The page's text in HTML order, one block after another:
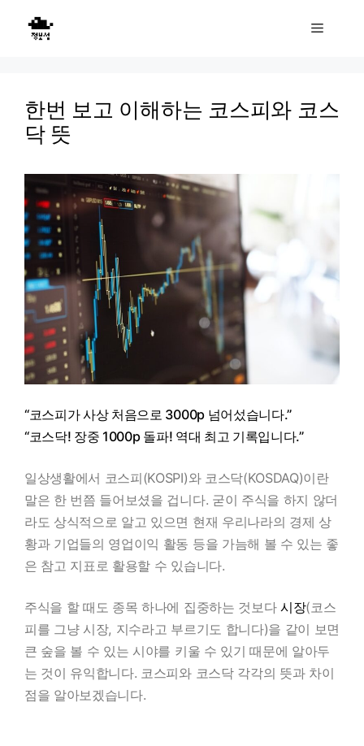
Menu
한번 보고 이해하는 코스피와 코스
닥 뜻
“코스피가 사상 처음으로 3000p 넘어섰습니다.”
“코스닥! 장중 1000p 돌파! 역대 최고 기록입니다.”
일상생활에서 코스피(KOSPI)와 코스닥(KOSDAQ)이란
말은 한 번쯤 들어보셨을 겁니다. 굳이 주식을 하지 않더
라도 상식적으로 알고 있으면 현재 우리나라의 경제 상
황과 기업들의 영업이익 활동 등을 가늠해 볼 수 있는 좋
은 참고 지표로 활용할 수 있습니다.
주식을 할 때도 종목 하나에 집중하는 것보다 시장(코스
피를 그냥 시장, 지수라고 부르기도 합니다)을 같이 보면
큰 숲을 볼 수 있는 시야를 키울 수 있기 때문에 알아두
는 것이 유익합니다. 코스피와 코스닥 각각의 뜻과 차이
점을 알아보겠습니다.